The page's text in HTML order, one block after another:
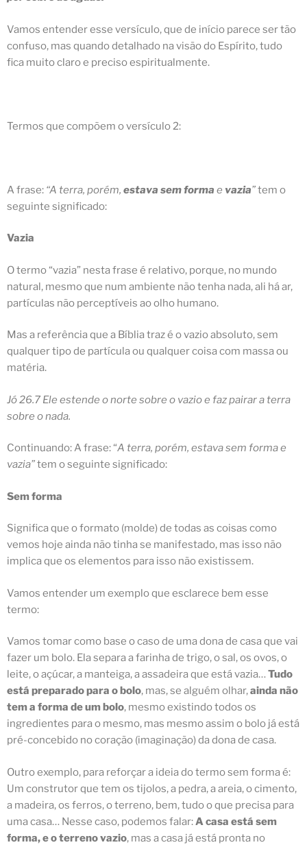
Vamos entender esse versículo, que de início parece ser tão
confuso, mas quando detalhado na visão do Espírito, tudo
fica muito claro e preciso espiritualmente.
Termos que compõem o versículo 2:
A frase: “A terra, porém, estava sem forma e vazia”tem o
seguinte significado:
Vazia
O termo “vazia” nesta frase é relativo, porque, no mundo
natural, mesmo que num ambiente não tenha nada, ali há ar,
partículas não perceptíveis ao olho humano.
Mas a referência que a Bíblia traz é o vazio absoluto, sem
qualquer tipo de partícula ou qualquer coisa com massa ou
matéria.
Jó 26.7 Ele estende o norte sobre o vazio e faz pairar a terra
sobre o nada.
Continuando: A frase: “A terra, porém, estava sem formae
vazia”tem o seguinte significado:
Sem forma
Significa que o formato (molde) de todas as coisas como
vemos hoje ainda não tinha se manifestado, mas isso não
implica que os elementos para isso não existissem.
Vamos entender um exemplo que esclarece bem esse
termo:
Vamos tomar como base o caso de uma dona de casa que vai
fazer um bolo. Ela separa a farinha de trigo, o sal, os ovos, o
leite, o açúcar, a manteiga, a assadeira que está vazia…Tudo
está preparado para o bolo, mas, se alguém olhar,ainda não
tem a forma de um bolo, mesmo existindo todos os
ingredientes para o mesmo, mas mesmo assim o bolo já está
pré-concebido no coração (imaginação) da dona de casa.
Outro exemplo, para reforçar a ideia do termo sem forma é:
Um construtor que tem os tijolos, a pedra, a areia, o cimento,
a madeira, os ferros, o terreno, bem, tudo o que precisa para
uma casa… Nesse caso, podemos falar:A casa está sem
forma, e o terreno vazio, mas a casa já está pronta no